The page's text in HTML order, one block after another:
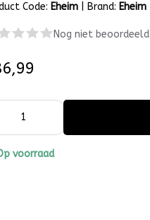
Code: Eheim Brand: Eheim
Nog niet beoordeeld
voorraad